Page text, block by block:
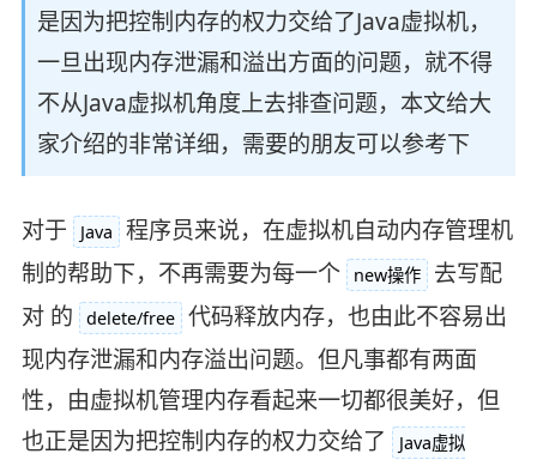
是因为把控制内存的权力交给了Java虚拟机，
一旦出现内存泄漏和溢出方面的问题，就不得
不从Java虚拟机角度上去排查问题，本文给大
家介绍的非常详细，需要的朋友可以参考下
对于 Java
程序员来说，在虚拟机自动内存管理机
制的帮助下，不再需要为每一个
new操作
去写配
对 的
delete/free 代码释放内存，也由此不容易出
现内存泄漏和内存溢出问题。但凡事都有两面
性，由虚拟机管理内存看起来一切都很美好，但
也正是因为把控制内存的权力交给了
Java虚拟